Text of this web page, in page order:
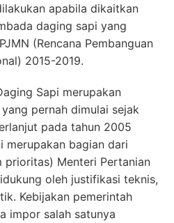
apabila dikaitkan
daging sapi yang
(Rencana Pembanguan
2015-2019.
Sapi merupakan
pernah dimulai sejak
pada tahun 2005
merupakan bagian dari
Menteri Pertanian
oleh justifikasi teknis,
Kebijakan pemerintah
impor salah satunya